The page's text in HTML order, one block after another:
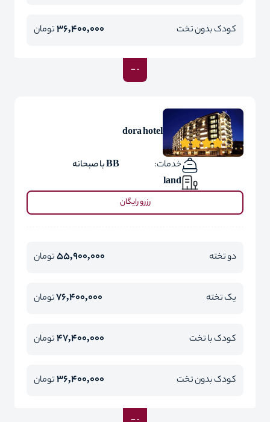
کودک بدون تخت 36,400,000تومان
dora hotel
خدمات:
BB با صبحانه
land
رزرو رایگان
دو تخته 55,900,000تومان
یک تخته 76,400,000تومان
کودک با تخت 47,400,000تومان
کودک بدون تخت 36,400,000تومان